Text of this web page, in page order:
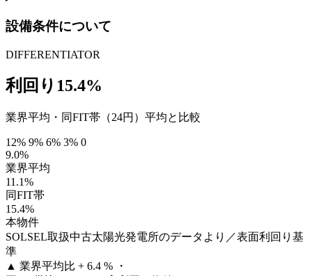
設備条件について
DIFFERENTIATOR
利回り15.4%
業界平均・同FIT帯（24円）平均と比較
12% 9% 6% 3% 0
9.0%
業界平均
11.1%
同FIT帯
15.4%
本物件
SOLSEL取扱中古太陽光発電所のデータより／表面利回り基
準
▲ 業界平均比 + 6.4 % ・